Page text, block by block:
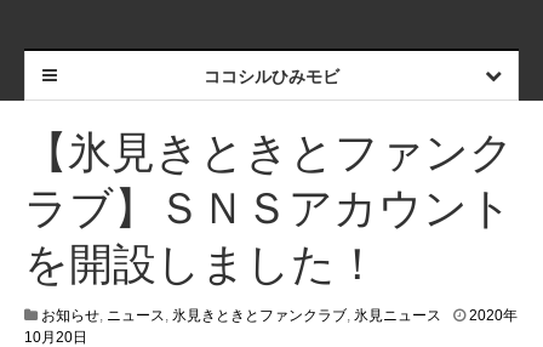
ココシルひみモビ
【氷見きときとファンク
ラブ】ＳＮＳアカウント
を開設しました！
お知らせ, ニュース, 氷見きときとファンクラブ, 氷見ニュース
2020年
10月20日